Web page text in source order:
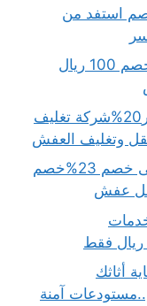
بالمزاحمية بـ20%خصم استفد من
لوري جامبو نقل عفش بالرياض مع خصم 100 ريال
نقل عفشك مع التغليف بالرياض ووفر20%شركة تغليف
ونيت نقل عفش بالرياض..احصل على خصم 23%خصم
عفش
300 ريال خدمات
أثاثك
أثاثك..23%خصم..مستودعات آمنة